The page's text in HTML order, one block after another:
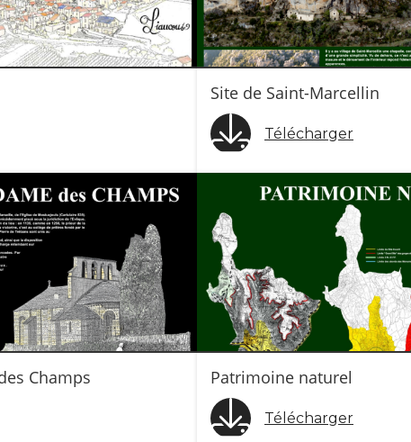
Site de Saint-Marcellin
Télécharger
Champs Patrimoine naturel
Télécharger